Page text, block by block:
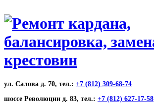
ул. Салова д. 70, тел.: +7 (812) 309-68-74
шоссе Революции д. 83, тел.: +7 (812) 627-17-58